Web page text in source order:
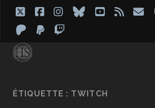
twitterfacebook
instagram
blueskyyoutube
rss
patreon
paypal
ÉTIQUETTE : TWITCH